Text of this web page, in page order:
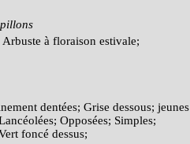
à floraison estivale;
dentées; Grise dessous; jeunes
Opposées; Simples;
foncé dessus;